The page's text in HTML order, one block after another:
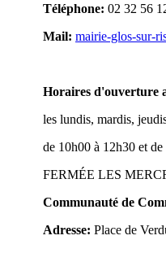
Téléphone: 02 32 56
Mail: mairie-glos-sur-
Horaires d'ouverture
les lundis, mardis,
de 10h00 à 12h30 et
FERMÉE LES
Communauté de
Adresse: Place de